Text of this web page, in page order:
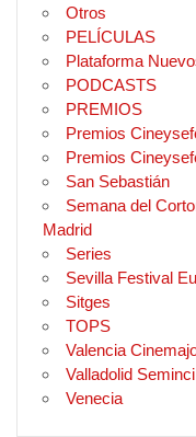
Otros
PELÍCULAS
Plataforma
PODCASTS
PREMIOS
Premios
Premios
San Sebastián
Semana del
Madrid
Series
Sevilla Festival
Sitges
TOPS
Valencia
Valladolid Seminci
Venecia